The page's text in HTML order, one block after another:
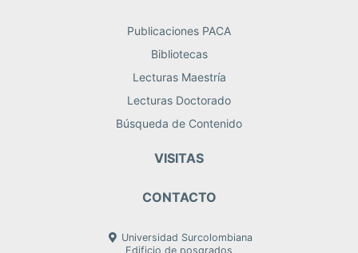
Publicaciones PACA
Bibliotecas
Lecturas Maestría
Lecturas Doctorado
Búsqueda de Contenido
VISITAS
CONTACTO
Universidad Surcolombiana
Edificio de posgrados